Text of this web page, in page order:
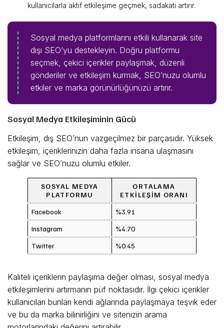
kullanıcılarla aktif etkileşime geçmek, sadakati artırır.
Sosyal medya platformlarını etkili kullanarak site
dışı SEO’yu destekleyin. Doğru platformu
seçmek, çekici içerikler paylaşmak, düzenli
gönderiler ve etkileşim kurmak, SEO’nuzu olumlu
etkiler ve marka görünürlüğünüzü artırır.
Sosyal Medya Etkileşiminin Gücü
Etkileşim, dış SEO’nun vazgeçilmez bir parçasıdır. Yüksek
etkileşim, içeriklerinizin daha fazla insana ulaşmasını
sağlar ve SEO’nuzu olumlu etkiler.
SOSYAL MEDYA
PLATFORMU
ORTALAMA
ETKILEŞIM ORANI
Facebook
%3.91
Instagram
%4.70
Twitter
%0.45
Kaliteli içeriklerin paylaşıma değer olması, sosyal medya
etkileşimlerini artırmanın püf noktasıdır. İlgi çekici içerikler
kullanıcıları bunları kendi ağlarında paylaşmaya teşvik eder
ve bu da marka bilinirliğini ve sitenizin arama